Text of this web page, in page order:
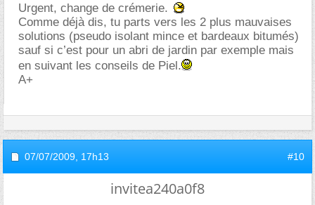
Urgent, change de crémerie.
Comme déjà dis, tu parts vers les 2 plus mauvaises
solutions (pseudo isolant mince et bardeaux bitumés)
sauf si c’est pour un abri de jardin par exemple mais
en suivant les conseils de Piel.
A+
07/07/2009, 17h13 #10
invitea240a0f8